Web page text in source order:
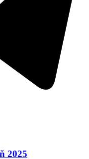
2025